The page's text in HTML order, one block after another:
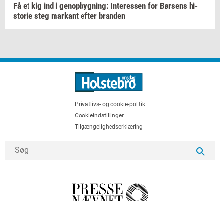
Få et kig ind i genop­byg­ning: In­ter­es­sen for Bør­sens hi­
sto­rie steg mar­kant efter bran­den
Privatlivs- og cookie-politik
Cookieindstillinger
Tilgængelighedserklæring